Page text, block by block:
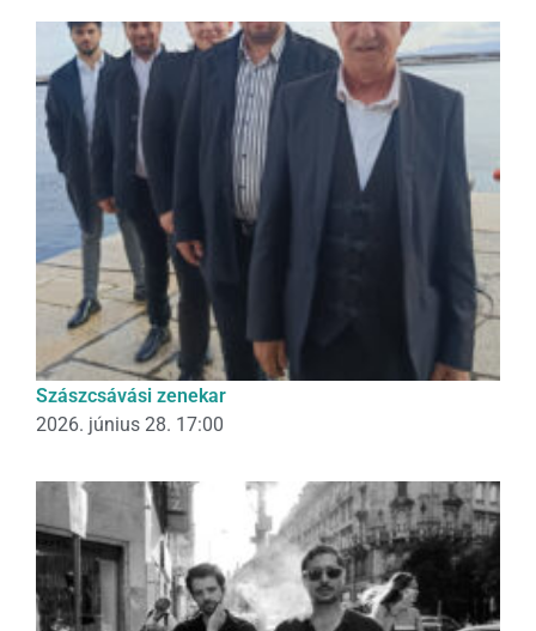
Szászcsávási zenekar
2026. június 28. 17:00